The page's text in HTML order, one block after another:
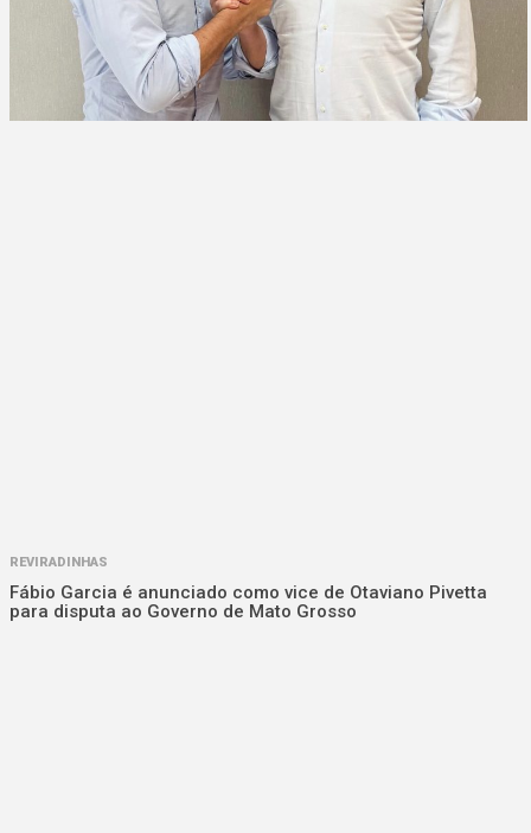
REVIRADINHAS
Fábio Garcia é anunciado como vice de Otaviano Pivetta
para disputa ao Governo de Mato Grosso